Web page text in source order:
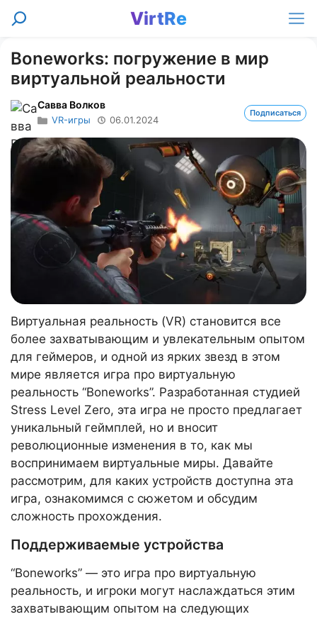
Перейти
VirtRe
Поиск
Boneworks: погружение в мир
виртуальной реальности
Савва Волков
VR-игры 06.01.2024
Подписаться
Виртуальная реальность (VR) становится все
более захватывающим и увлекательным опытом
для геймеров, и одной из ярких звезд в этом
мире является игра про виртуальную
реальность “Boneworks”. Разработанная студией
Stress Level Zero, эта игра не просто предлагает
уникальный геймплей, но и вносит
революционные изменения в то, как мы
воспринимаем виртуальные миры. Давайте
рассмотрим, для каких устройств доступна эта
игра, ознакомимся с сюжетом и обсудим
сложность прохождения.
Поддерживаемые устройства
“Boneworks” — это игра про виртуальную
реальность, и игроки могут наслаждаться этим
захватывающим опытом на следующих